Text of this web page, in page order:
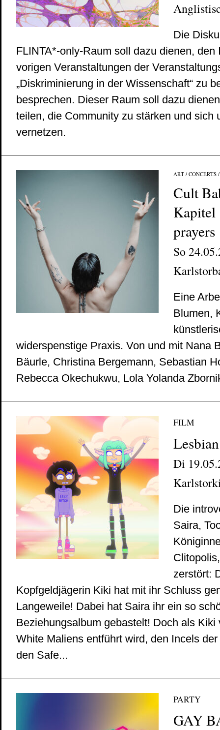
Die
FLINTA*-only-Raum soll dazu dienen, den
vorigen Veranstaltungen der
„Diskriminierung in der Wissenschaft“ zu
besprechen. Dieser Raum soll dazu
teilen, die Community zu stärken und sich
vernetzen.
ART / CONCERTS
Cult
Kapitel
prayers
So
Eine
Blumen,
widerspenstige Praxis. Von und mit Nana
Bäurle, Christina Bergemann, Sebastian
Rebecca Okechukwu, Lola Yolanda
FILM
Di
Die
Saira,
zerstört:
Kopfgeldjägerin Kiki hat mit ihr Schluss
Langeweile! Dabei hat Saira ihr ein so
Beziehungsalbum gebastelt! Doch als Kiki
White Maliens entführt wird, den Incels
den Safe...
PARTY
GAY